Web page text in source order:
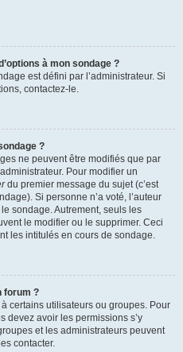
à mon sondage ?
est défini par l’administrateur. Si
contactez-le.
?
ne peuvent être modifiés que par
Pour modifier un
du premier message du sujet (c’est
Si personne n’a voté, l’auteur
sondage. Autrement, seuls les
le modifier ou le supprimer. Ceci
les intitulés en cours de sondage.
forum ?
certains utilisateurs ou groupes. Pour
devez avoir les permissions s’y
et les administrateurs peuvent
contacter.